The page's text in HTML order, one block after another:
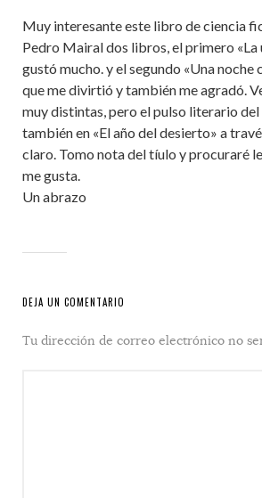
Muy interesante este libro de ciencia
Pedro Mairal dos libros, el primero «La
gustó mucho. y el segundo «Una noche
que me divirtió y también me agradó.
muy distintas, pero el pulso literario
también en «El año del desierto» a
claro. Tomo nota del tíulo y procuraré
me gusta.
Un abrazo
DEJA UN COMENTARIO
Tu dirección de correo electrónico no